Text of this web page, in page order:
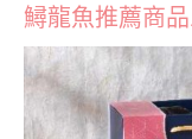
鱘龍魚推薦商